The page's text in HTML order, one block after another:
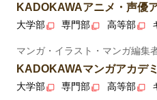
KADOKAWAアニメ・声優
大学部 専門部 高等部
マンガ・イラスト・マンガ編集
KADOKAWAマンガアカデ
大学部 専門部 高等部